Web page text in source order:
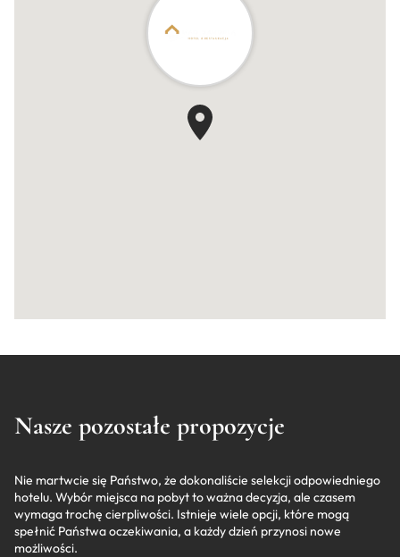
Nasze pozostałe propozycje
Nie martwcie się Państwo, że dokonaliście selekcji odpowiedniego
hotelu. Wybór miejsca na pobyt to ważna decyzja, ale czasem
wymaga trochę cierpliwości. Istnieje wiele opcji, które mogą
spełnić Państwa oczekiwania, a każdy dzień przynosi nowe
możliwości.